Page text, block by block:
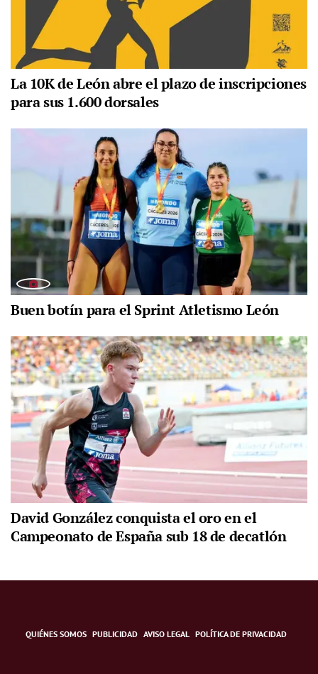
La 10K de León abre el plazo de inscripciones
para sus 1.600 dorsales
Buen botín para el Sprint Atletismo León
David González conquista el oro en el
Campeonato de España sub 18 de decatlón
QUIÉNES SOMOS PUBLICIDAD AVISO LEGAL POLÍTICA DE PRIVACIDAD